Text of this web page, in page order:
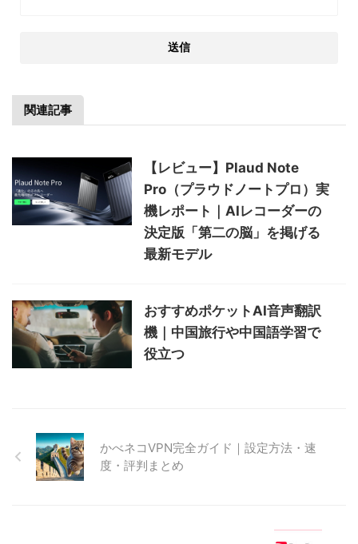
関連記事
【レビュー】Plaud Note
Pro（プラウドノートプロ）実
機レポート｜AIレコーダーの
決定版「第二の脳」を掲げる
最新モデル
おすすめポケットAI音声翻訳
機｜中国旅行や中国語学習で
役立つ
かべネコVPN完全ガイド｜設定方法・速
度・評判まとめ